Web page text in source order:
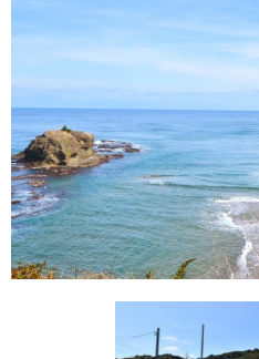
お問い合わせ